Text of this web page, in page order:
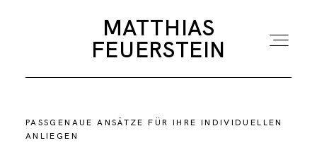
MATTHIAS
FEUERSTEIN
MATTHIAS
FEUERSTEIN
HOME
PASSGENAUE ANSÄTZE FÜR IHRE INDIVIDUELLEN
ANLIEGEN